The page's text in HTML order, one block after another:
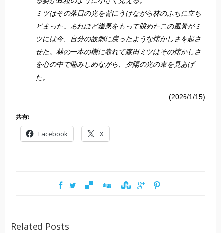
ミツはその落日の光を背にうけながら林のふちに立ち
どまった。あれほど嫌悪をもって眺めたこの風景がミ
ツには今、自分の故郷に戻ったような懐かしさを起さ
せた。林の一本の樹に靠れて森田ミツはその懐かしさ
を心の中で噛みしめながら、夕陽の光の束を見あげ
た。
(2026/1/15)
共有:
Facebook X
Related Posts